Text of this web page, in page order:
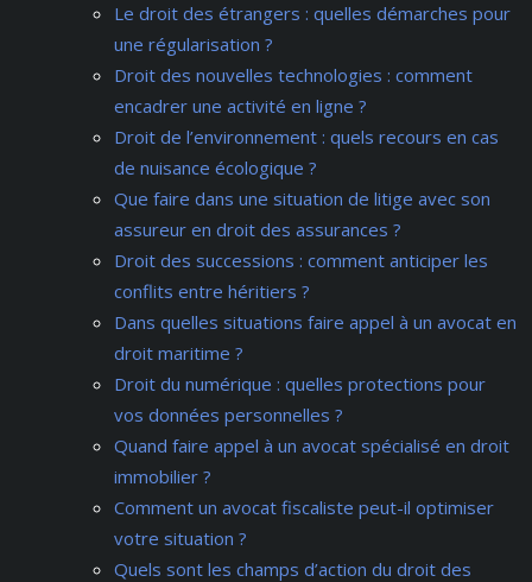
Le droit des étrangers : quelles démarches pour
une régularisation ?
Droit des nouvelles technologies : comment
encadrer une activité en ligne ?
Droit de l’environnement : quels recours en cas
de nuisance écologique ?
Que faire dans une situation de litige avec son
assureur en droit des assurances ?
Droit des successions : comment anticiper les
conflits entre héritiers ?
Dans quelles situations faire appel à un avocat en
droit maritime ?
Droit du numérique : quelles protections pour
vos données personnelles ?
Quand faire appel à un avocat spécialisé en droit
immobilier ?
Comment un avocat fiscaliste peut-il optimiser
votre situation ?
Quels sont les champs d’action du droit des